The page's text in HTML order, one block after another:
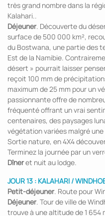
très grand nombre dans la
Kalahari..
Déjeuner. Découverte du
surface de 500 000 km²,
du Bostwana, une partie des
Est de la Namibie.
désert » pourrait laisser
reçoit 100 mm de
maximum de 25 mm pour un
passionnante offre de
fréquenté offrant un vrai
centenaires, des paysages
végétation variées malgré
Sortie nature, en 4X4
Terminez la journée par un
Dîneret nuit au lodge.
JOUR 13 : KALAHARI /
Petit-déjeuner. Route pour
Déjeuner. Tour de ville de
trouve à une altitude de 1